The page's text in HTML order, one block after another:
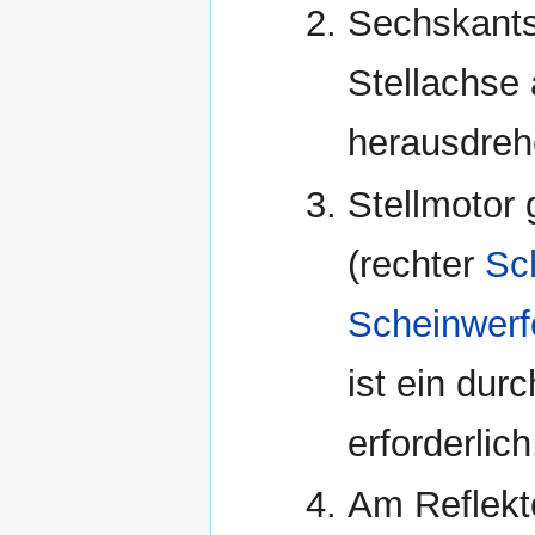
Stellachse
Stellmotor
(rechter
ist ein
Am